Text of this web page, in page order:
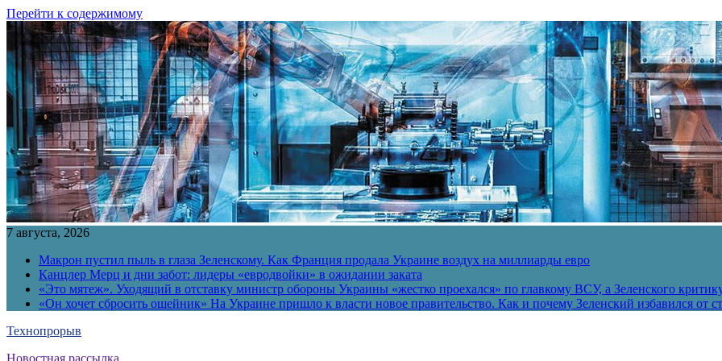
Перейти к содержимому
7 августа, 2026
Макрон пустил пыль в глаза Зеленскому. Как Франция продала Украине воздух на миллиарды евро
Канцлер Мерц и дни забот: лидеры «евродвойки» в ожидании заката
«Это мятеж». Уходящий в отставку министр обороны Украины «жестко проехался» по главкому ВСУ, а Зеленского
«Он хочет сбросить ошейник» На Украине пришло к власти новое правительство. Как и почему Зеленский избавился от
Технопрорыв
Новостная рассылка